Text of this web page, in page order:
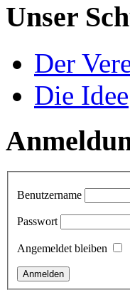
Unser
Der
Die Idee
Benutzername
Passwort
Angemeldet bleiben